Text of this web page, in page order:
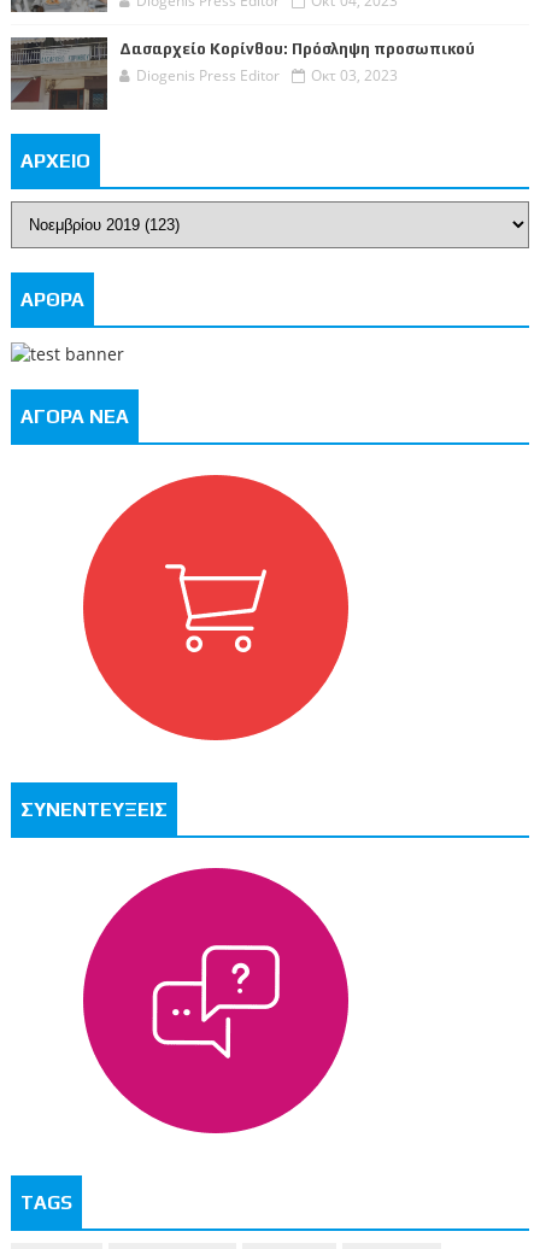
Δασαρχείο Κορίνθου: Πρόσληψη προσωπικού
Diogenis Press Editor Οκτ 03, 2023
ΑΡΧΕΙΟ
ΑΡΘΡΑ
ΑΓΟΡΑ ΝΕΑ
ΣΥΝΕΝΤΕΥΞΕΙΣ
TAGS